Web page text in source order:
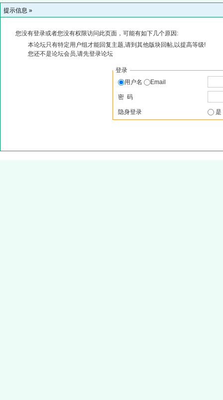
提示信息 »
您没有登录或者您没有权限访问此页面，可能有如下几个原因:
本论坛只有特定用户组才能回复主题,请到其他版块回帖,以提高等级!
您还不是论坛会员,请先登录论坛
登录
用户名
Email
密 码
隐身登录